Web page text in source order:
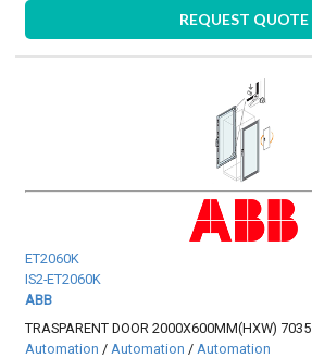
REQUEST QUOTE
ET2060K
IS2-ET2060K
ABB
TRASPARENT DOOR 2000X600MM(HXW) 7035
Automation / Automation / Automation